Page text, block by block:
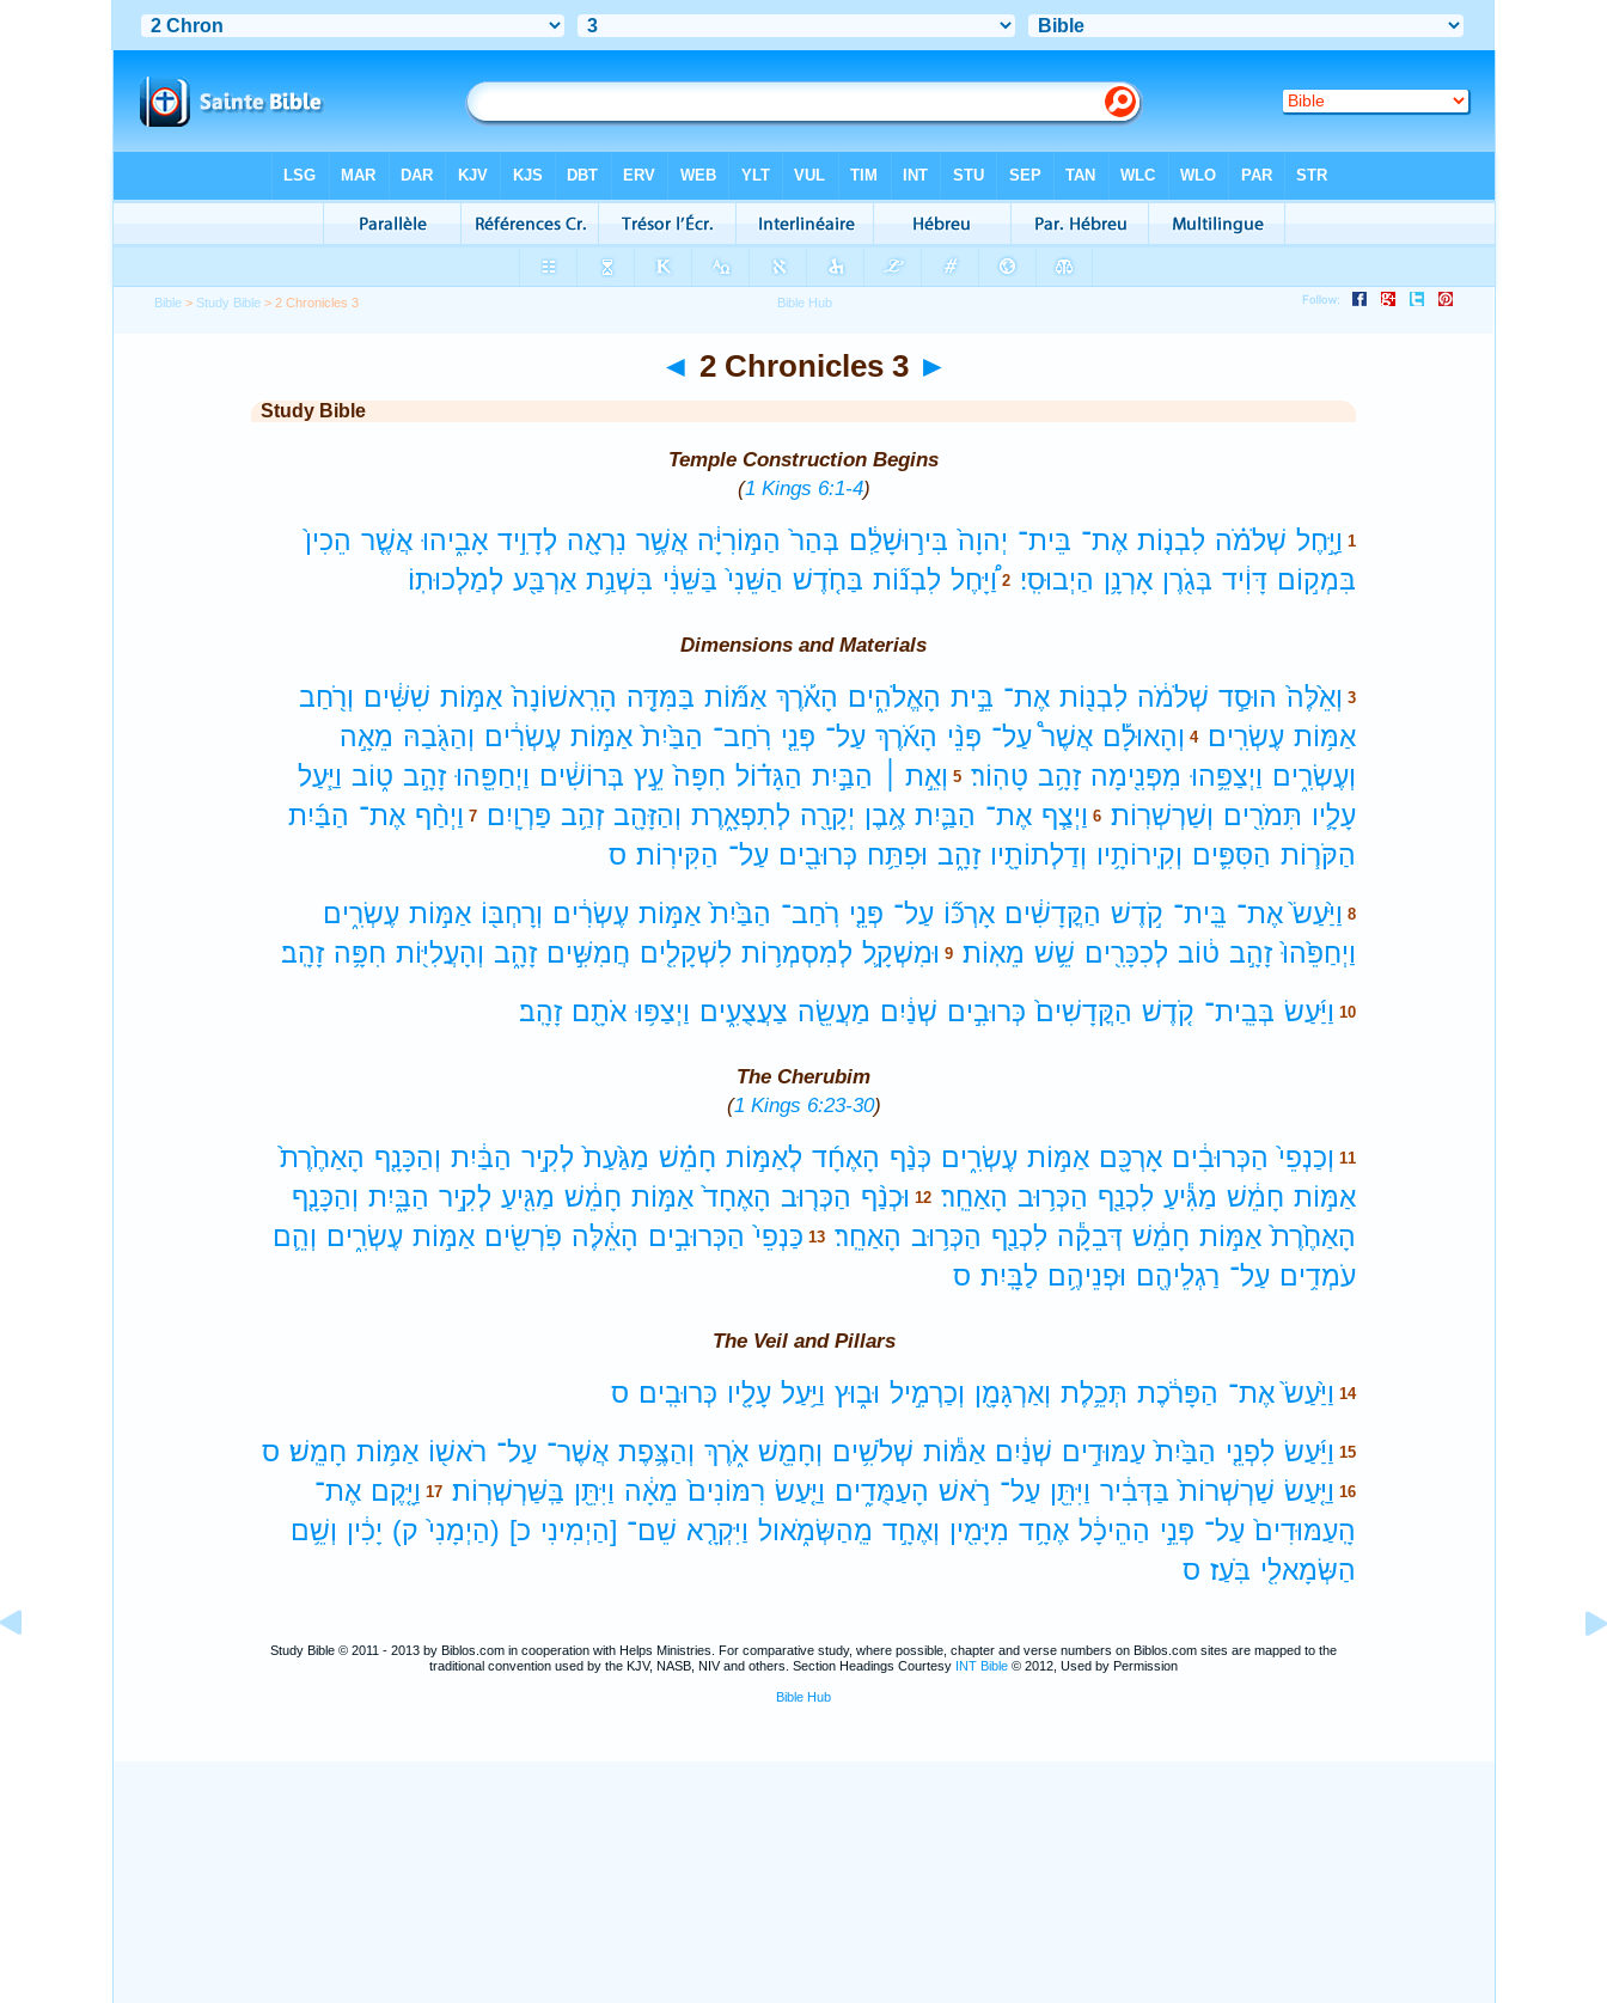
Bible > Study Bible > 2 Chronicles 3
◄ 2 Chronicles 3 ►
Study Bible
Temple Construction Begins
(1 Kings 6:1-4)
1 וַיָּ֣חֶל שְׁלֹמֹ֗ה לִבְנ֤וֹת אֶת־ בֵּית־ יְהוָה֙ בִּיר֣וּשָׁלִַ֔ם בְּהַר֙ הַמּ֣וֹרִיָּ֔ה אֲשֶׁ֥ר נִרְאָ֖ה לְדָוִ֣יד אָבִ֑יהוּ אֲשֶׁ֤ר הֵכִין֙
בִּמְק֣וֹם דָּוִ֔יד בְּגֹ֖רֶן אָרְנָ֥ן הַיְבוּסִֽי׃ 2 וַ֠יָּחֶל לִבְנ֞וֹת בַּחֹ֤דֶשׁ הַשֵּׁנִי֙ בַּשֵּׁנִ֔י בִּשְׁנַ֥ת אַרְבַּ֖ע לְמַלְכוּתֽוֹ׃
Dimensions and Materials
3 וְאֵ֙לֶּה֙ הוּסַ֣ד שְׁלֹמֹ֔ה לִבְנ֖וֹת אֶת־ בֵּ֣ית הָאֱלֹהִ֑ים הָאֹ֡רֶךְ אַמּ֞וֹת בַּמִּדָּ֤ה הָרִֽאשׁוֹנָה֙ אַמּ֣וֹת שִׁשִּׁ֔ים וְרֹ֖חַב
אַמּ֥וֹת עֶשְׂרִֽים׃ 4 וְהָאוּלָ֡ם אֲשֶׁר֩ עַל־ פְּנֵ֨י הָאֹ֜רֶךְ עַל־ פְּנֵ֤י רֹֽחַב־ הַבַּ֙יִת֙ אַמּ֣וֹת עֶשְׂרִ֔ים וְהַגֹּ֖בַהּ מֵאָ֣ה
וְעֶשְׂרִ֑ים וַיְצַפֵּ֥הוּ מִפְּנִ֖ימָה זָהָ֥ב טָהֽוֹר׃ 5 וְאֵ֣ת ׀ הַבַּ֣יִת הַגָּד֗וֹל חִפָּה֙ עֵ֣ץ בְּרוֹשִׁ֔ים וַיְחַפֵּ֖הוּ זָהָ֣ב ט֑וֹב וַיַּ֧עַל
עָלָ֛יו תִּמֹרִ֖ים וְשַׁרְשְׁרֽוֹת׃ 6 וַיְצַ֧ף אֶת־ הַבַּ֛יִת אֶ֥בֶן יְקָרָ֖ה לְתִפְאָ֑רֶת וְהַזָּהָ֖ב זְהַ֥ב פַּרְוָֽיִם׃ 7 וַיְחַ֨ף אֶת־ הַבַּ֜יִת
הַקֹּר֧וֹת הַסִּפִּ֛ים וְקִֽירוֹתָ֥יו וְדַלְתוֹתָ֖יו זָהָ֑ב וּפִתַּ֥ח כְּרוּבִ֖ים עַל־ הַקִּירֽוֹת׃ ס
8 וַיַּ֙עַשׂ֙ אֶת־ בֵּֽית־ קֹ֣דֶשׁ הַקֳּדָשִׁ֔ים אָרְכּ֞וֹ עַל־ פְּנֵ֤י רֹֽחַב־ הַבַּ֙יִת֙ אַמּ֣וֹת עֶשְׂרִ֔ים וְרָחְבּ֖וֹ אַמּ֣וֹת עֶשְׂרִ֑ים
וַיְחַפֵּ֙הוּ֙ זָהָ֣ב ט֔וֹב לְכִכָּרִ֖ים שֵׁ֥שׁ מֵאֽוֹת׃ 9 וּמִשְׁקָ֛ל לְמִסְמְר֥וֹת לִשְׁקָלִ֖ים חֲמִשִּׁ֣ים זָהָ֑ב וְהָעֲלִיּ֖וֹת חִפָּ֥ה זָהָֽב׃
10 וַיַּ֜עַשׂ בְּבֵֽית־ קֹ֤דֶשׁ הַקֳּדָשִׁים֙ כְּרוּבִ֣ים שְׁנַ֔יִם מַעֲשֵׂ֖ה צַעֲצֻעִ֑ים וַיְצַפּ֥וּ אֹתָ֖ם זָהָֽב׃
The Cherubim
(1 Kings 6:23-30)
11 וְכַנְפֵי֙ הַכְּרוּבִ֔ים אָרְכָּ֖ם אַמּ֣וֹת עֶשְׂרִ֑ים כְּנַ֨ף הָאֶחָ֜ד לְאַמּ֣וֹת חָמֵ֗שׁ מַגַּ֙עַת֙ לְקִ֣יר הַבַּ֔יִת וְהַכָּנָ֤ף הָאַחֶ֙רֶת֙
אַמּ֣וֹת חָמֵ֔שׁ מַגִּ֕יעַ לִכְנַ֖ף הַכְּר֥וּב הָאַחֵֽר׃ 12 וּכְנַ֨ף הַכְּר֤וּב הָאֶחָד֙ אַמּ֣וֹת חָמֵ֔שׁ מַגִּ֖יעַ לְקִ֣יר הַבָּ֑יִת וְהַכָּנָ֤ף
הָאַחֶ֙רֶת֙ אַמּ֣וֹת חָמֵ֔שׁ דְּבֵקָ֕ה לִכְנַ֖ף הַכְּר֥וּב הָאַחֵֽר׃ 13 כַּנְפֵי֙ הַכְּרוּבִ֣ים הָאֵ֔לֶּה פֹּֽרְשִׂ֖ים אַמּ֣וֹת עֶשְׂרִ֑ים וְהֵ֛ם
עֹמְדִ֥ים עַל־ רַגְלֵיהֶ֖ם וּפְנֵיהֶ֥ם לַבָּֽיִת׃ ס
The Veil and Pillars
14 וַיַּ֙עַשׂ֙ אֶת־ הַפָּרֹ֔כֶת תְּכֵ֥לֶת וְאַרְגָּמָ֖ן וְכַרְמִ֣יל וּב֑וּץ וַיַּ֥עַל עָלָ֖יו כְּרוּבִֽים׃ ס
15 וַיַּ֜עַשׂ לִפְנֵ֤י הַבַּ֙יִת֙ עַמּוּדִ֣ים שְׁנַ֔יִם אַמּ֕וֹת שְׁלֹשִׁ֥ים וְחָמֵ֖שׁ אֹ֑רֶךְ וְהַצֶּ֥פֶת אֲשֶׁר־ עַל־ רֹאשׁ֖וֹ אַמּ֥וֹת חָמֵֽשׁ׃ ס
16 וַיַּ֤עַשׂ שַׁרְשְׁרוֹת֙ בַּדְּבִ֔יר וַיִּתֵּ֖ן עַל־ רֹ֣אשׁ הָעַמֻּדִ֑ים וַיַּ֤עַשׂ רִמּוֹנִים֙ מֵאָ֔ה וַיִּתֵּ֖ן בַּֽשַּׁרְשְׁרֽוֹת׃ 17 וַיָּ֤קֶם אֶת־
הָֽעַמּוּדִים֙ עַל־ פְּנֵ֣י הַהֵיכָ֔ל אֶחָ֥ד מִיָּמִ֖ין וְאֶחָ֣ד מֵֽהַשְּׂמֹ֑אול וַיִּקְרָ֤א שֵׁם־ [הַיְמִינִי כ] (הַיְמָנִי֙ ק) יָכִ֔ין וְשֵׁ֥ם
הַשְּׂמָאלִ֖י בֹּֽעַז׃ ס
Study Bible © 2011 - 2013 by Biblos.com in cooperation with Helps Ministries. For comparative study, where possible, chapter and verse numbers on Biblos.com sites are mapped to the
traditional convention used by the KJV, NASB, NIV and others. Section Headings Courtesy INT Bible © 2012, Used by Permission
Bible Hub